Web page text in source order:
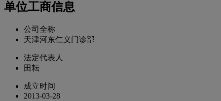
单位工商信息
公司全称
天津河东仁义门诊部
法定代表人
田耘
成立时间
2013-03-28